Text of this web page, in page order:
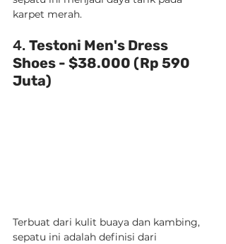
karpet merah.
4. Testoni Men's Dress
Shoes - $38.000 (Rp 590
Juta)
Terbuat dari kulit buaya dan kambing,
sepatu ini adalah definisi dari